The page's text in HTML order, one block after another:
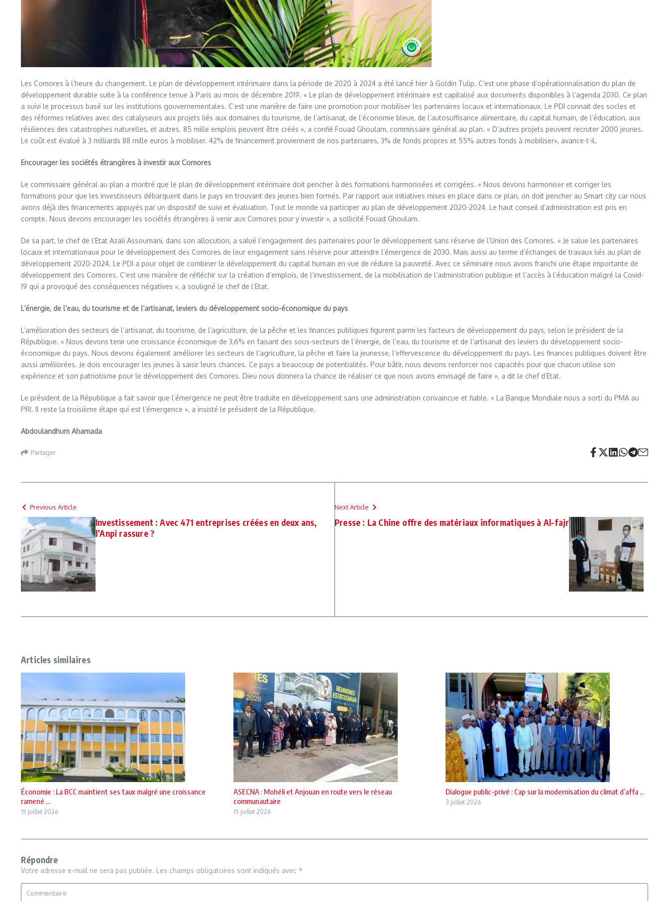
Les Comores à l’heure du changement. Le plan de développement intérimaire dans la période de 2020 à 2024 a été lancé hier à Goldin Tulip. C’est une phase d’opérationnalisation du plan de
développement durable suite à la conférence tenue à Paris au mois de décembre 2019. « Le plan de développement intérimaire est capitalisé aux documents disponibles à l’agenda 2030. Ce plan
a suivi le processus basé sur les institutions gouvernementales. C’est une manière de faire une promotion pour mobiliser les partenaires locaux et internationaux. Le PDI connait des socles et
des réformes relatives avec des catalyseurs aux projets liés aux domaines du tourisme, de l’artisanat, de l’économie bleue, de l’autosuffisance alimentaire, du capital humain, de l’éducation, aux
résiliences des catastrophes naturelles, et autres. 85 mille emplois peuvent être créés », a confié Fouad Ghoulam, commissaire général au plan. « D’autres projets peuvent recruter 2000 jeunes.
Le coût est évalué à 3 milliards 88 mille euros à mobiliser. 42% de financement proviennent de nos partenaires, 3% de fonds propres et 55% autres fonds à mobiliser», avance-t-il.
Encourager les sociétés étrangères à investir aux Comores
Le commissaire général au plan a montré que le plan de développement intérimaire doit pencher à des formations harmonisées et corrigées. « Nous devons harmoniser et corriger les
formations pour que les investisseurs débarquent dans le pays en trouvant des jeunes bien formés. Par rapport aux initiatives mises en place dans ce plan, on doit pencher au Smart city car nous
avons déjà des financements appuyés par un dispositif de suivi et évaluation. Tout le monde va participer au plan de développement 2020-2024. Le haut conseil d’administration est pris en
compte. Nous devons encourager les sociétés étrangères à venir aux Comores pour y investir », a sollicité Fouad Ghoulam.
De sa part, le chef de l’Etat Azali Assoumani, dans son allocution, a salué l’engagement des partenaires pour le développement sans réserve de l’Union des Comores. « Je salue les partenaires
locaux et internationaux pour le développement des Comores de leur engagement sans réserve pour atteindre l’émergence de 2030. Mais aussi au terme d’échanges de travaux liés au plan de
développement 2020-2024. Le PDI a pour objet de combiner le développement du capital humain en vue de réduire la pauvreté. Avec ce séminaire nous avons franchi une étape importante de
développement des Comores. C’est une manière de réfléchir sur la création d’emplois, de l’investissement, de la mobilisation de l’administration publique et l’accès à l’éducation malgré la Covid-
19 qui a provoqué des conséquences négatives », a souligné le chef de l’Etat.
L’énergie, de l’eau, du tourisme et de l’artisanat, leviers du développement socio-économique du pays
L’amélioration des secteurs de l’artisanat, du tourisme, de l’agriculture, de la pêche et les finances publiques figurent parmi les facteurs de développement du pays, selon le président de la
République. « Nous devons tenir une croissance économique de 3,6% en faisant des sous-secteurs de l’énergie, de l’eau, du tourisme et de l’artisanat des leviers du développement socio-
économique du pays. Nous devons également améliorer les secteurs de l’agriculture, la pêche et faire la jeunesse, l’effervescence du développement du pays. Les finances publiques doivent être
aussi améliorées. Je dois encourager les jeunes à saisir leurs chances. Ce pays a beaucoup de potentialités. Pour bâtir, nous devons renforcer nos capacités pour que chacun utilise son
expérience et son patriotisme pour le développement des Comores. Dieu nous donnera la chance de réaliser ce que nous avons envisagé de faire », a dit le chef d’Etat.
Le président de la République a fait savoir que l’émergence ne peut être traduite en développement sans une administration convaincue et fiable. « La Banque Mondiale nous a sorti du PMA au
PRI. Il reste la troisième étape qui est l’émergence », a insisté le président de la République.
Abdoulandhum Ahamada
Partager
Previous Article
Investissement : Avec 471 entreprises créées en deux ans,
l’Anpi rassure ?
Next Article
Presse : La Chine offre des matériaux informatiques à Al-fajr
Articles similaires
Économie : La BCC maintient ses taux malgré une croissance
ramené ...
15 juillet 2026
ASECNA : Mohéli et Anjouan en route vers le réseau
communautaire
15 juillet 2026
Dialogue public-privé : Cap sur la modernisation du climat d’affa ...
3 juillet 2026
Répondre
Votre adresse e-mail ne sera pas publiée. Les champs obligatoires sont indiqués avec *